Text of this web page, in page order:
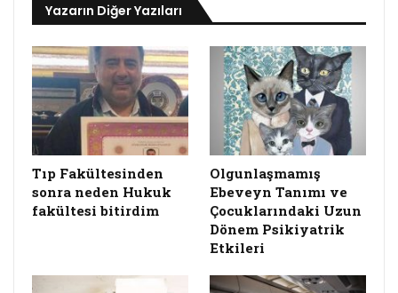
Yazarın Diğer Yazıları
Tıp Fakültesinden
sonra neden Hukuk
fakültesi bitirdim
Olgunlaşmamış
Ebeveyn Tanımı ve
Çocuklarındaki Uzun
Dönem Psikiyatrik
Etkileri